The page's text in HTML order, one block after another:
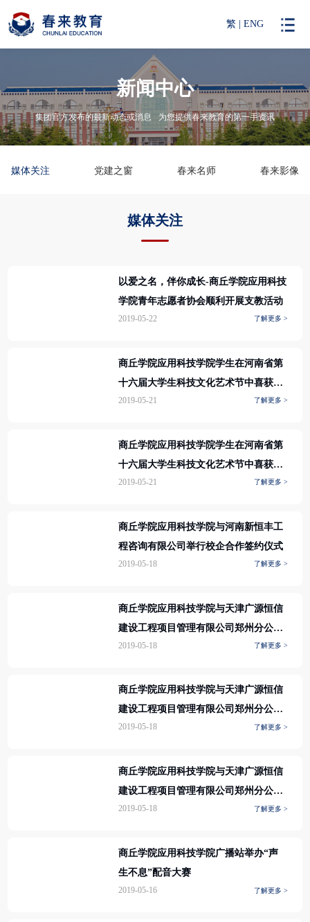
繁 ENG
新闻中心
集团官方发布的最新动态或消息 为您提供春来教育的第一手资讯
媒体关注 党建之窗 春来名师 春来影像
媒体关注
以爱之名，伴你成长-商丘学院应用科技
学院青年志愿者协会顺利开展支教活动
2019-05-22 了解更多 >
商丘学院应用科技学院学生在河南省第
十六届大学生科技文化艺术节中喜获佳
绩
2019-05-21 了解更多 >
商丘学院应用科技学院学生在河南省第
十六届大学生科技文化艺术节中喜获佳
绩
2019-05-21 了解更多 >
商丘学院应用科技学院与河南新恒丰工
程咨询有限公司举行校企合作签约仪式
2019-05-18 了解更多 >
商丘学院应用科技学院与天津广源恒信
建设工程项目管理有限公司郑州分公司
举行校企合作签约仪式
2019-05-18 了解更多 >
商丘学院应用科技学院与天津广源恒信
建设工程项目管理有限公司郑州分公司
举行校企合作签约仪式
2019-05-18 了解更多 >
商丘学院应用科技学院与天津广源恒信
建设工程项目管理有限公司郑州分公司
举行校企合作签约仪式
2019-05-18 了解更多 >
商丘学院应用科技学院广播站举办“声
生不息”配音大赛
2019-05-16 了解更多 >